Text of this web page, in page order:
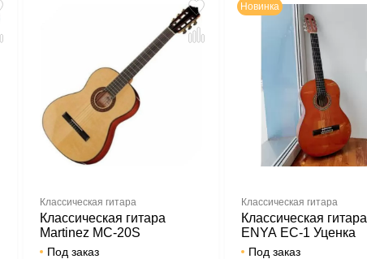
Классическая гитара
Классическая гитара
Martinez MC-20S
Под заказ
Новинка
Классическая гитара
Классическая гитара
ENYA EC-1 Уценка
Под заказ